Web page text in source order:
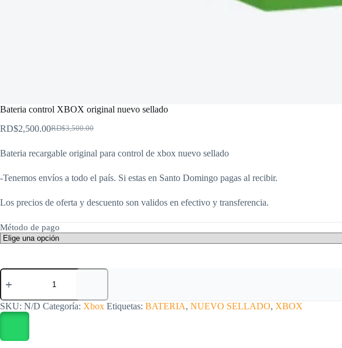
Bateria control XBOX original nuevo sellado
RD$3,500.00
El
original
RD$3,500.00.
RD$2,500.00El
actual
RD$2,500.00.
Bateria recargable original para control de xbox nuevo sellado
-Tenemos envíos a todo el país. Si estas en Santo Domingo pagas al recibir.
Los precios de oferta y descuento son validos en efectivo y transferencia.
Método de pago
Bateria
control
original
nuevo
SKU: N/D Categoría: Xbox Etiquetas: BATERIA, NUEVO SELLADO, XBOX